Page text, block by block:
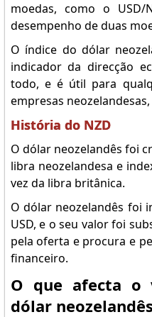
moedas, como o USD/
desempenho de duas
O índice do dólar
indicador da direcção
todo, e é útil para
empresas
História do NZD
O dólar neozelandês foi
libra neozelandesa e
vez da libra britânica.
O dólar neozelandês foi
USD, e o seu valor foi
pela oferta e procura e
financeiro.
O que afecta o
dólar